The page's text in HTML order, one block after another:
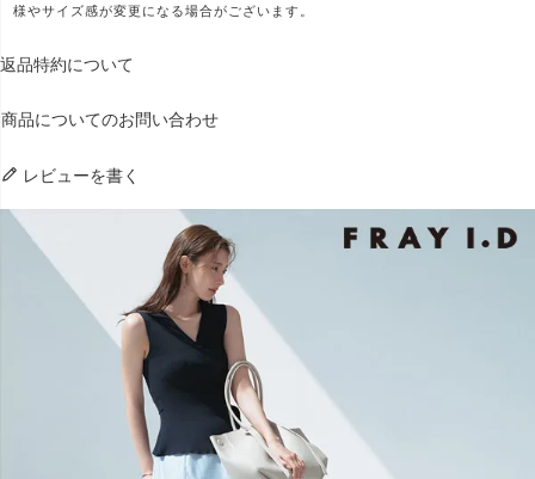
様やサイズ感が変更になる場合がございます。
返品特約について
商品についてのお問い合わせ
レビューを書く